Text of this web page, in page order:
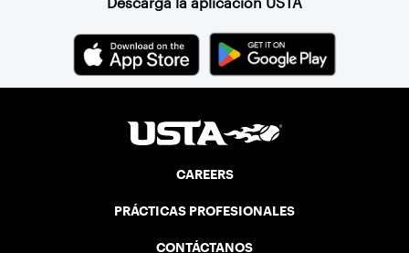
Descarga la aplicación USTA
CAREERS
PRÁCTICAS PROFESIONALES
CONTÁCTANOS